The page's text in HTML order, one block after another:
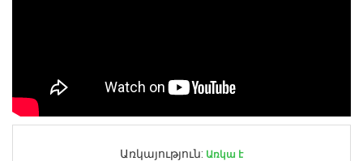
Առկայություն: Առկա է